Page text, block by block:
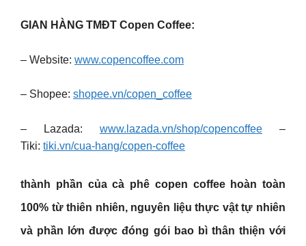
GIAN HÀNG TMĐT Copen Coffee:
– Website: www.copencoffee.com
– Shopee: shopee.vn/copen_coffee
– Lazada: www.lazada.vn/shop/copencoffee –
Tiki: tiki.vn/cua-hang/copen-coffee
thành phần của cà phê copen coffee hoàn toàn
100% từ thiên nhiên, nguyên liệu thực vật tự nhiên
và phần lớn được đóng gói bao bì thân thiện với